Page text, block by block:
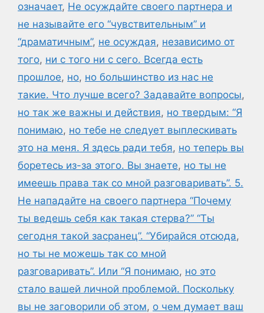
означает, Не осуждайте своего партнера и
не называйте его “чувствительным” и
“драматичным”, не осуждая, независимо от
того, ни с того ни с сего. Всегда есть
прошлое, но, но большинство из нас не
такие. Что лучше всего? Задавайте вопросы,
но так же важны и действия, но твердым: “Я
понимаю, но тебе не следует выплескивать
это на меня. Я здесь ради тебя, но теперь вы
боретесь из-за этого. Вы знаете, но ты не
имеешь права так со мной разговаривать”. 5.
Не нападайте на своего партнера “Почему
ты ведешь себя как такая стерва?” “Ты
сегодня такой засранец”. “Убирайся отсюда,
но ты не можешь так со мной
разговаривать”. Или “Я понимаю, но это
стало вашей личной проблемой. Поскольку
вы не заговорили об этом, о чем думает ваш